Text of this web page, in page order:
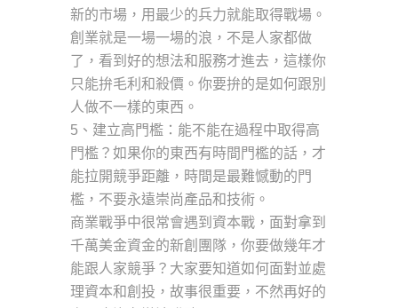
新的市場，用最少的兵力就能取得戰場。
創業就是一場一場的浪，不是人家都做
了，看到好的想法和服務才進去，這樣你
只能拚毛利和殺價。你要拚的是如何跟別
人做不一樣的東西。
5、建立高門檻：能不能在過程中取得高
門檻？如果你的東西有時間門檻的話，才
能拉開競爭距離，時間是最難憾動的門
檻，不要永遠崇尚產品和技術。
商業戰爭中很常會遇到資本戰，面對拿到
千萬美金資金的新創團隊，你要做幾年才
能跟人家競爭？大家要知道如何面對並處
理資本和創投，故事很重要，不然再好的